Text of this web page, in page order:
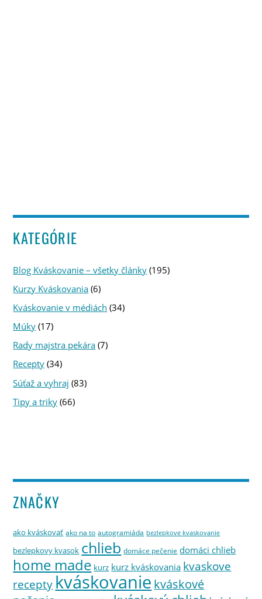
KATEGÓRIE
Blog Kváskovanie – všetky články (195)
Kurzy Kváskovania (6)
Kváskovanie v médiách (34)
Múky (17)
Rady majstra pekára (7)
Recepty (34)
Súťaž a vyhraj (83)
Tipy a triky (66)
ZNAČKY
ako kváskovať ako na to autogramiáda bezlepkove kvaskovanie
bezlepkovy kvasok chlieb domáce pečenie domáci chlieb
home made kurz kurz kváskovania kvaskove
recepty kváskovanie kváskové